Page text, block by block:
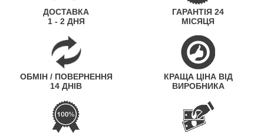
ДОСТАВКА
1 - 2 ДНЯ
ГАРАНТІЯ 24
МІСЯЦЯ
ОБМІН / ПОВЕРНЕННЯ
14 ДНІВ
КРАЩА ЦІНА ВІД
ВИРОБНИКА